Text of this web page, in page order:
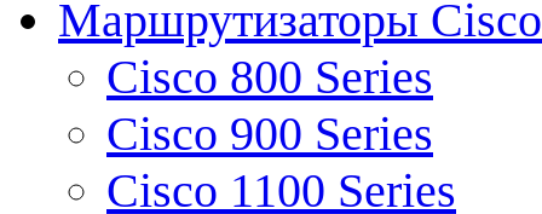
Маршрутизаторы Cisco
Cisco 800 Series
Cisco 900 Series
Cisco 1100 Series